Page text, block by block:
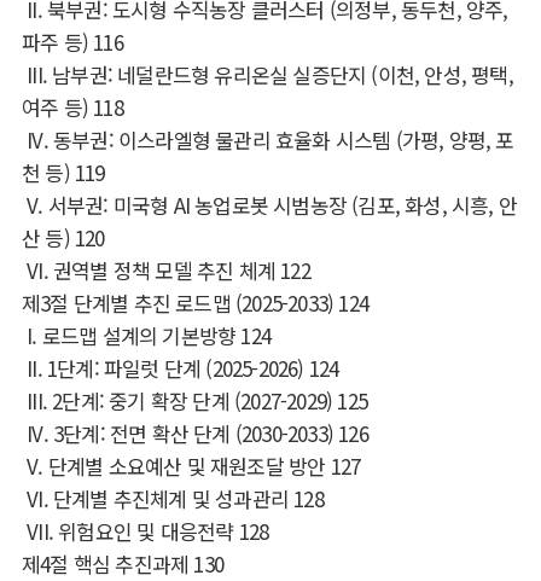
II.북부권:도시형 수직농장 클러스터 (의정부,동두천, 양주,
파주 등) 116
III. 남부권: 네덜란드형 유리온실 실증단지 (이천, 안성, 평택,
여주 등) 118
IV.동부권: 이스라엘형 물관리 효율화 시스템 (가평, 양평,포
천 등) 119
V. 서부권: 미국형 AI농업로봇 시범농장 (김포,화성, 시흥, 안
산 등) 120
VI. 권역별 정책 모델 추진 체계 122
제3절 단계별 추진 로드맵 (2025-2033) 124
I. 로드맵 설계의 기본방향 124
II. 1단계:파일럿 단계 (2025-2026) 124
III. 2단계:중기 확장 단계 (2027-2029) 125
IV. 3단계: 전면 확산 단계 (2030-2033) 126
V. 단계별 소요예산 및 재원조달 방안 127
VI. 단계별 추진체계 및 성과관리 128
VII. 위험요인 및 대응전략 128
제4절 핵심 추진과제 130